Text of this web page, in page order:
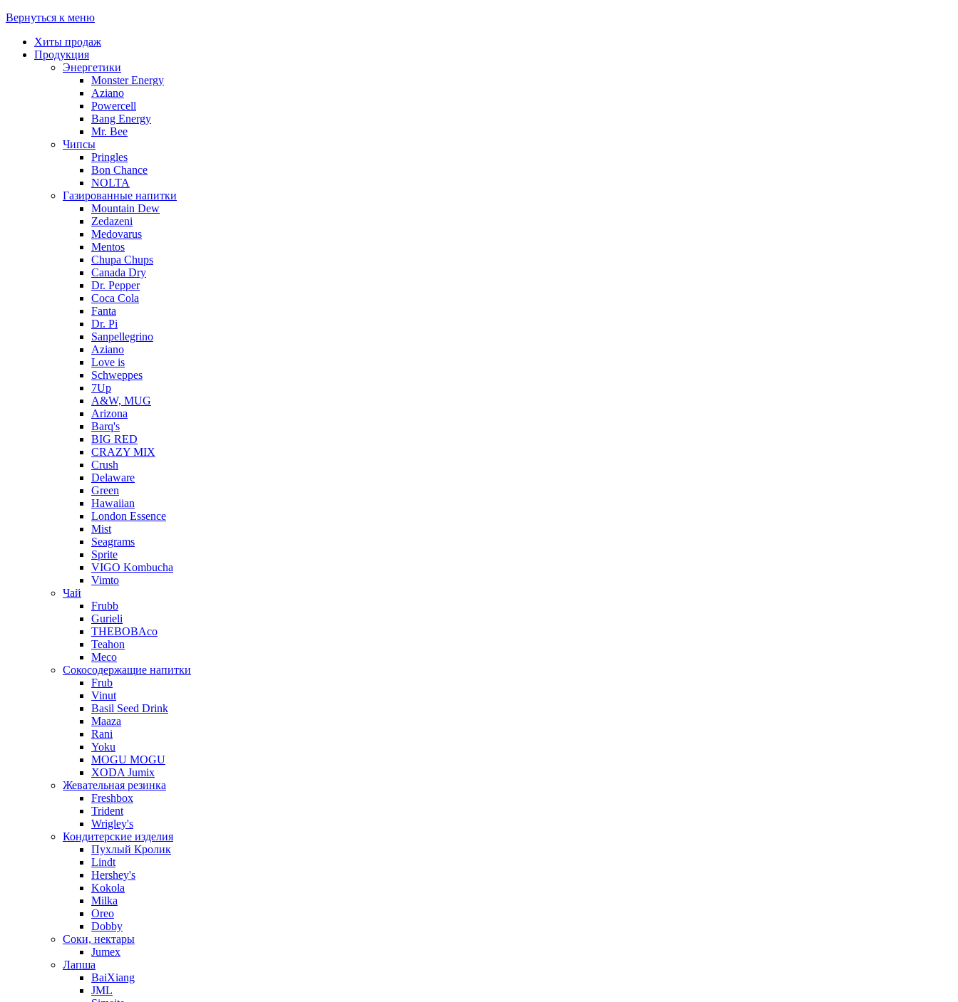
Вернуться к меню
Хиты продаж
Продукция
Энергетики
Monster Energy
Aziano
Powercell
Bang Energy
Mr. Bee
Чипсы
Pringles
Bon Chance
NOLTA
Газированные напитки
Mountain Dew
Zedazeni
Medovarus
Mentos
Chupa Chups
Canada Dry
Dr. Pepper
Coca Cola
Fanta
Dr. Pi
Sanpellegrino
Aziano
Love is
Schweppes
7Up
A&W, MUG
Arizona
Barq's
BIG RED
CRAZY MIX
Crush
Delaware
Green
Hawaiian
London Essence
Mist
Seagrams
Sprite
VIGO Kombucha
Vimto
Чай
Frubb
Gurieli
THEBOBAco
Teahon
Meco
Сокосодержащие напитки
Frub
Vinut
Basil Seed Drink
Maaza
Rani
Yoku
MOGU MOGU
XODA Jumix
Жевательная резинка
Freshbox
Trident
Wrigley's
Кондитерские изделия
Пухлый Кролик
Lindt
Hershey's
Kokola
Milka
Oreo
Dobby
Соки, нектары
Jumex
Лапша
BaiXiang
JML